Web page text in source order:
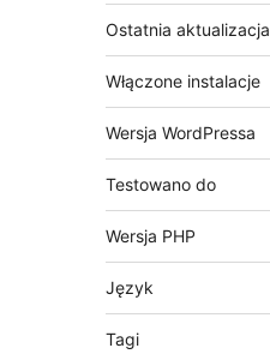
Ostatnia aktualizacja
Włączone instalacje
Wersja WordPressa
Testowano do
Wersja PHP
Język
Tagi